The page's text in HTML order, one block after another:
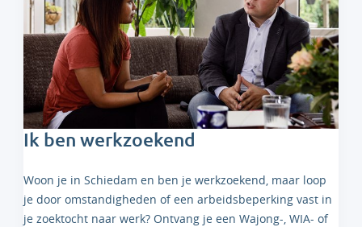
Ik ben werkzoekend
Woon je in Schiedam en ben je werkzoekend, maar loop
je door omstandigheden of een arbeidsbeperking vast in
je zoektocht naar werk? Ontvang je een Wajong-, WIA- of